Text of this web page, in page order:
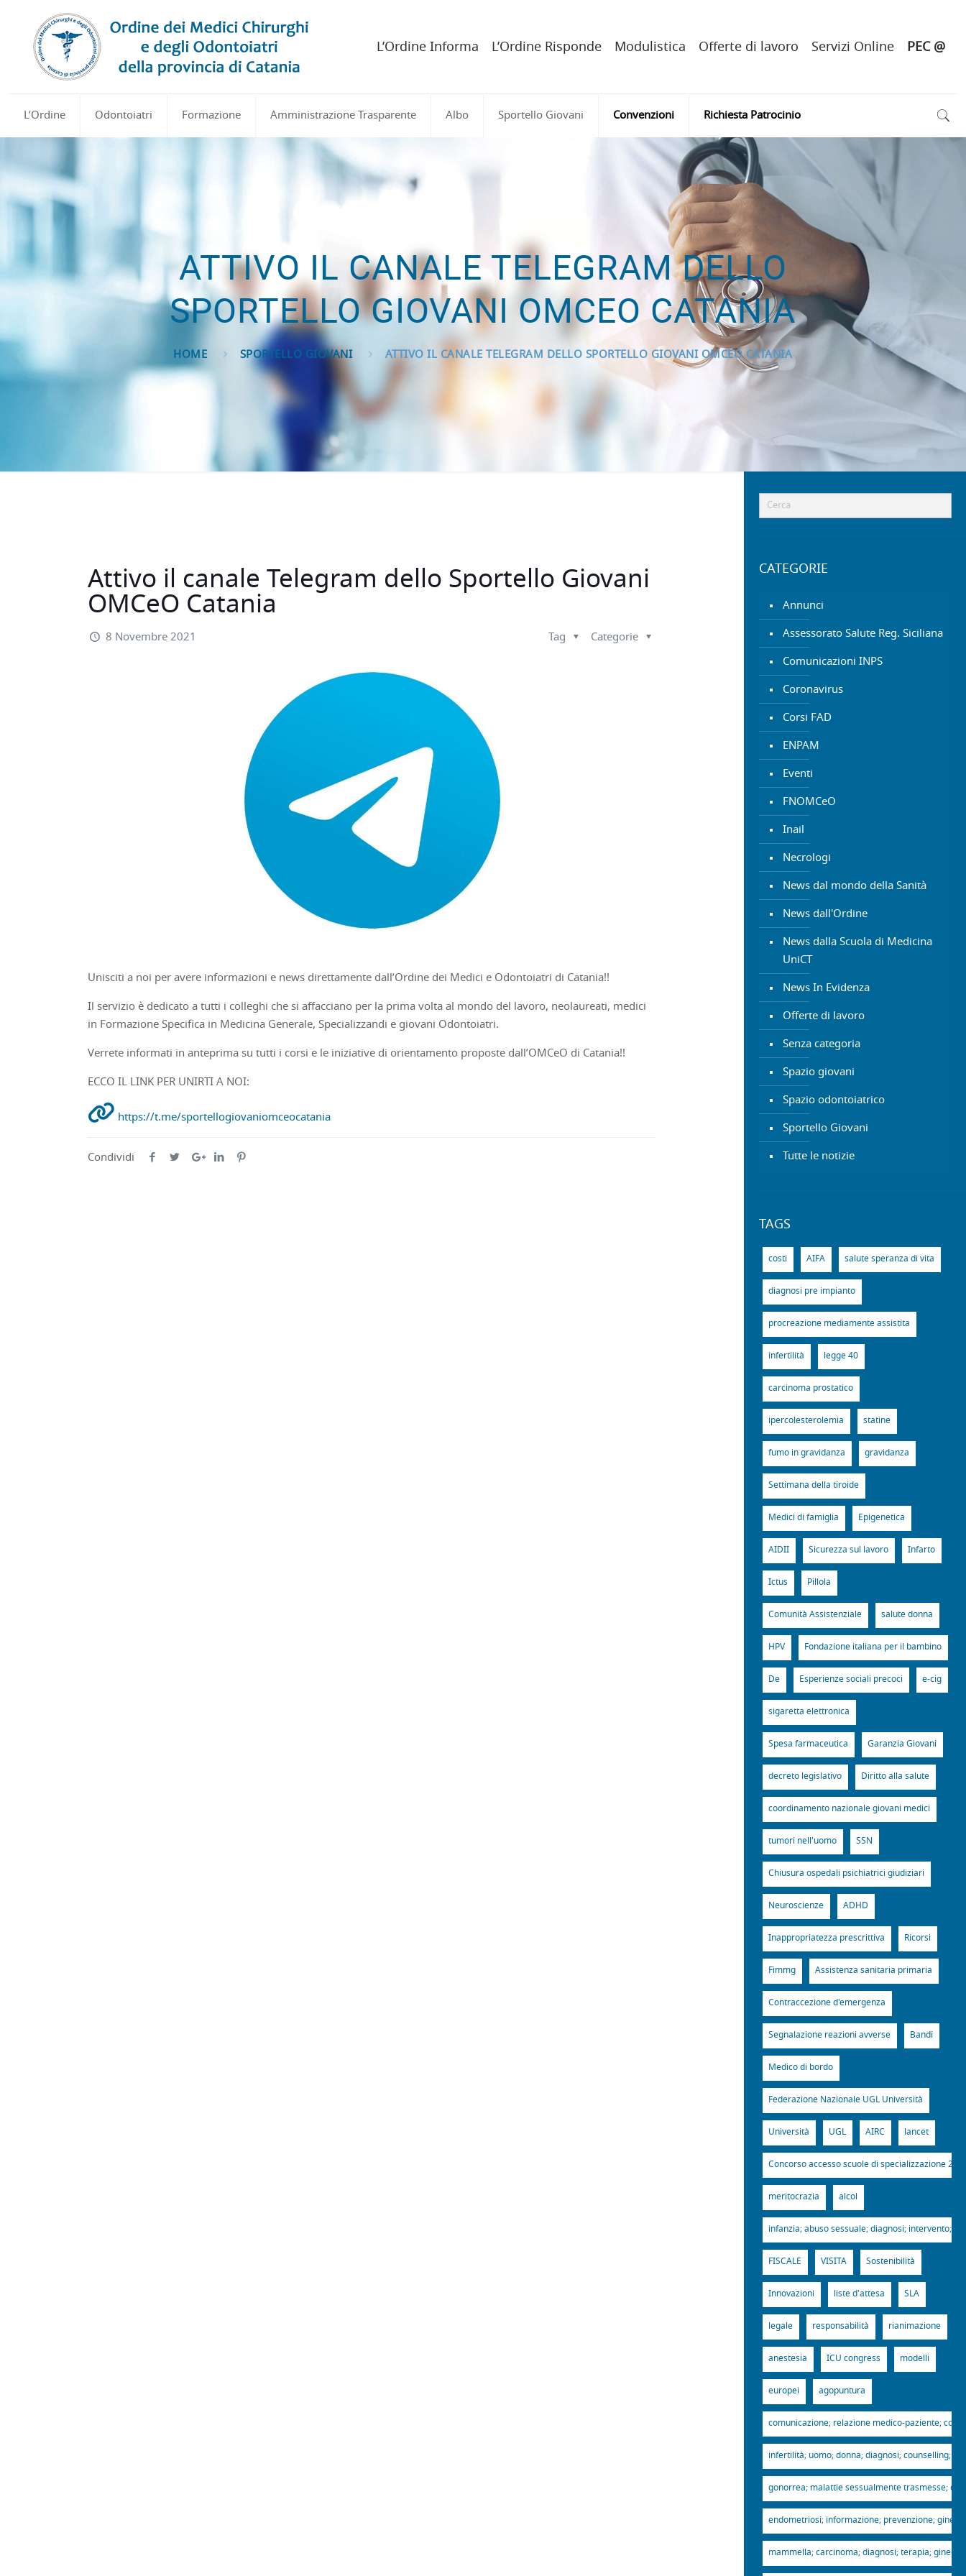
L’Ordine Odontoiatri Formazione Amministrazione Trasparente Albo Sportello Giovani Convenzioni Richiesta Patrocinio
L’Ordine Informa L’Ordine Risponde Modulistica Offerte di lavoro Servizi Online PEC @
ATTIVO IL CANALE TELEGRAM DELLO
SPORTELLO GIOVANI OMCEO CATANIA
HOME SPORTELLO GIOVANI ATTIVO IL CANALE TELEGRAM DELLO SPORTELLO GIOVANI OMCEO CATANIA
Attivo il canale Telegram dello Sportello Giovani
OMCeO Catania
8 Novembre 2021 Categorie
Tag
Unisciti a noi per avere informazioni e news direttamente dall’Ordine dei Medici e Odontoiatri di Catania!!
Il servizio è dedicato a tutti i colleghi che si affacciano per la prima volta al mondo del lavoro, neolaureati, medici
in Formazione Specifica in Medicina Generale, Specializzandi e giovani Odontoiatri.
Verrete informati in anteprima su tutti i corsi e le iniziative di orientamento proposte dall’OMCeO di Catania!!
ECCO IL LINK PER UNIRTI A NOI:
https://t.me/sportellogiovaniomceocatania
Condividi
CATEGORIE
Annunci
Assessorato Salute Reg. Siciliana
Comunicazioni INPS
Coronavirus
Corsi FAD
ENPAM
Eventi
FNOMCeO
Inail
Necrologi
News dal mondo della Sanità
News dall'Ordine
News dalla Scuola di Medicina
UniCT
News In Evidenza
Offerte di lavoro
Senza categoria
Spazio giovani
Spazio odontoiatrico
Sportello Giovani
Tutte le notizie
TAGS
costi AIFA salute speranza di vita
diagnosi pre impianto
procreazione mediamente assistita
infertilità legge 40
carcinoma prostatico
ipercolesterolemia statine
fumo in gravidanza gravidanza
Settimana della tiroide
Medici di famiglia Epigenetica
AIDII Sicurezza sul lavoro Infarto
Ictus Pillola
Comunità Assistenziale salute donna
HPV Fondazione italiana per il bambino
De Esperienze sociali precoci e-cig
sigaretta elettronica
Spesa farmaceutica Garanzia Giovani
decreto legislativo Diritto alla salute
coordinamento nazionale giovani medici
tumori nell'uomo SSN
Chiusura ospedali psichiatrici giudiziari
Neuroscienze ADHD
Inappropriatezza prescrittiva Ricorsi
Fimmg Assistenza sanitaria primaria
Contraccezione d'emergenza
Segnalazione reazioni avverse Bandi
Medico di bordo
Federazione Nazionale UGL Università
Università UGL AIRC lancet
Concorso accesso scuole di specializzazione
meritocrazia alcol
infanzia; abuso sessuale; diagnosi; intervento;
FISCALE VISITA Sostenibilità
Innovazioni liste d'attesa SLA
legale responsabilità rianimazione
anestesia ICU congress modelli
europei agopuntura
comunicazione; relazione medico-paziente;
infertilità; uomo; donna; diagnosi; counselling;
gonorrea; malattie sessualmente trasmesse;
endometriosi; informazione; prevenzione;
mammella; carcinoma; diagnosi; terapia;